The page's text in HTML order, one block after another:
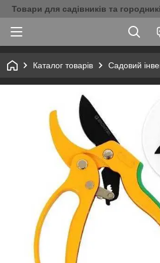
Товари для садівників та
Каталог товарів Садовий